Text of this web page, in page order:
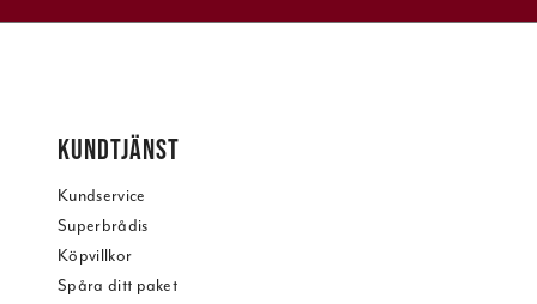
KUNDTJÄNST
Kundservice
Superbrådis
Köpvillkor
Spåra ditt paket